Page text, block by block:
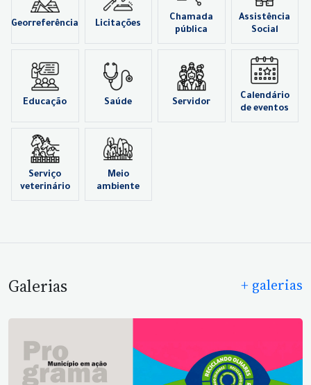
Georreferência Licitações
Chamada
pública
Assistência
Social
Educação Saúde Servidor
Calendário
de eventos
Serviço
veterinário
Meio
ambiente
Galerias + galerias